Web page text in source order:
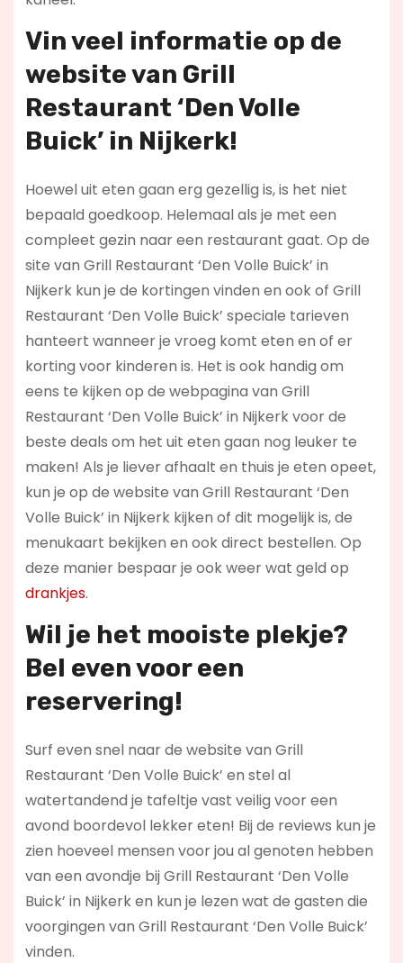
Vin veel informatie op de
website van Grill
Restaurant ‘Den Volle
Buick’ in Nijkerk!
Hoewel uit eten gaan erg gezellig is, is het niet
bepaald goedkoop. Helemaal als je met een
compleet gezin naar een restaurant gaat. Op de
site van Grill Restaurant ‘Den Volle Buick’ in
Nijkerk kun je de kortingen vinden en ook of Grill
Restaurant ‘Den Volle Buick’ speciale tarieven
hanteert wanneer je vroeg komt eten en of er
korting voor kinderen is. Het is ook handig om
eens te kijken op de webpagina van Grill
Restaurant ‘Den Volle Buick’ in Nijkerk voor de
beste deals om het uit eten gaan nog leuker te
maken! Als je liever afhaalt en thuis je eten opeet,
kun je op de website van Grill Restaurant ‘Den
Volle Buick’ in Nijkerk kijken of dit mogelijk is, de
menukaart bekijken en ook direct bestellen. Op
deze manier bespaar je ook weer wat geld op
drankjes.
Wil je het mooiste plekje?
Bel even voor een
reservering!
Surf even snel naar de website van Grill
Restaurant ‘Den Volle Buick’ en stel al
watertandend je tafeltje vast veilig voor een
avond boordevol lekker eten! Bij de reviews kun je
zien hoeveel mensen voor jou al genoten hebben
van een avondje bij Grill Restaurant ‘Den Volle
Buick’ in Nijkerk en kun je lezen wat de gasten die
voorgingen van Grill Restaurant ‘Den Volle Buick’
vinden.